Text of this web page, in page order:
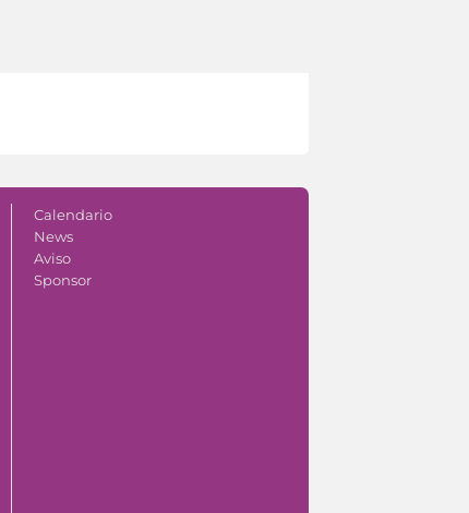
Calendario
News
Aviso
Sponsor